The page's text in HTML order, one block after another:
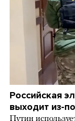
Российская
выходит из-
Путин